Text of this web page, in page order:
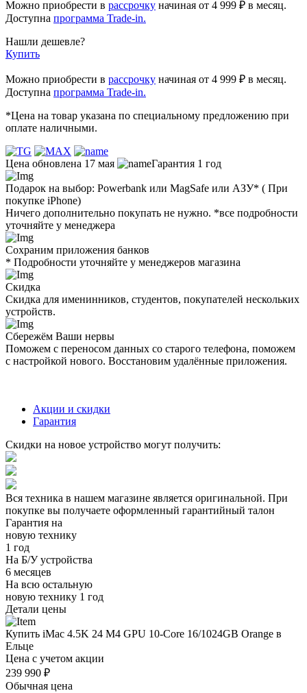
Можно приобрести в рассрочку начиная от 4 999 ₽ в месяц.
Доступна программа Trade-in.
Нашли дешевле?
Купить
Можно приобрести в рассрочку начиная от 4 999 ₽ в месяц.
Доступна программа Trade-in.
*Цена на товар указана по специальному предложению при
оплате наличными.
Цена обновлена 17 мая Гарантия 1 год
Подарок на выбор: Powerbank или MagSafe или AЗУ* ( При
покупке iPhone)
Ничего дополнительно покупать не нужно. *все подробности
уточняйте у менеджера
Сохраним приложения банков
* Подробности уточняйте у менеджеров магазина
Скидка
Скидка для именинников, студентов, покупателей нескольких
устройств.
Сбережём Ваши нервы
Поможем с переносом данных со старого телефона, поможем
с настройкой нового. Восстановим удалённые приложения.
Акции и скидки
Гарантия
Скидки на новое устройство могут получить:
Вся техника в нашем магазине является оригинальной. При
покупке вы получаете оформленный гарантийный талон
Гарантия на
новую технику
1 год
На Б/У устройства
6 месяцев
На всю остальную
новую технику 1 год
Детали цены
Купить iMac 4.5K 24 M4 GPU 10-Core 16/1024GB Orange в
Ельце
Цена с учетом акции
239 990 ₽
Обычная цена